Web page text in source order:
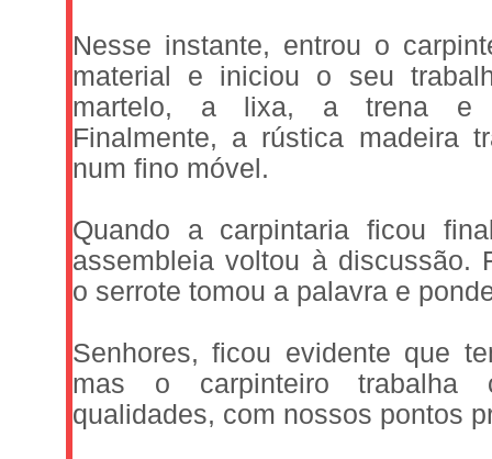
Nesse instante, entrou o
material e iniciou o seu
martelo, a lixa, a trena e
Finalmente, a rústica madeira
num fino móvel.
Quando a carpintaria ficou
assembleia voltou à discussão.
o serrote tomou a palavra e
Senhores, ficou evidente que
mas o carpinteiro trabalha
qualidades, com nossos pontos